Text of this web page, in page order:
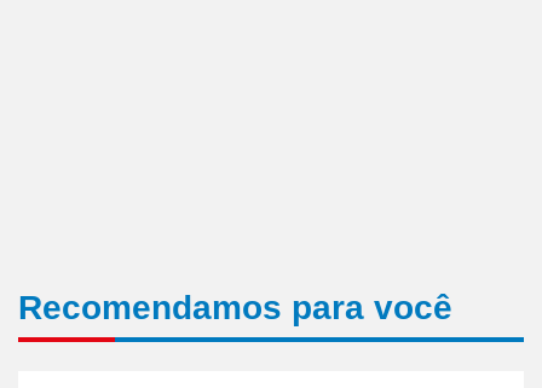
Recomendamos para você